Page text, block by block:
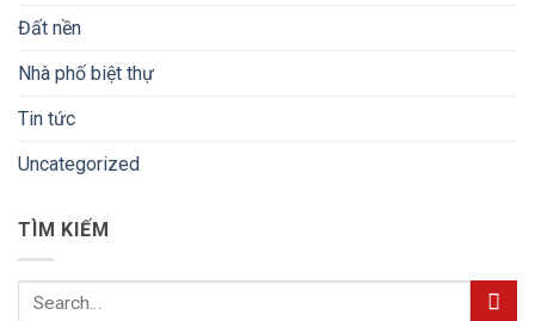
Đất nền
Nhà phố biệt thự
Tin tức
Uncategorized
TÌM KIẾM